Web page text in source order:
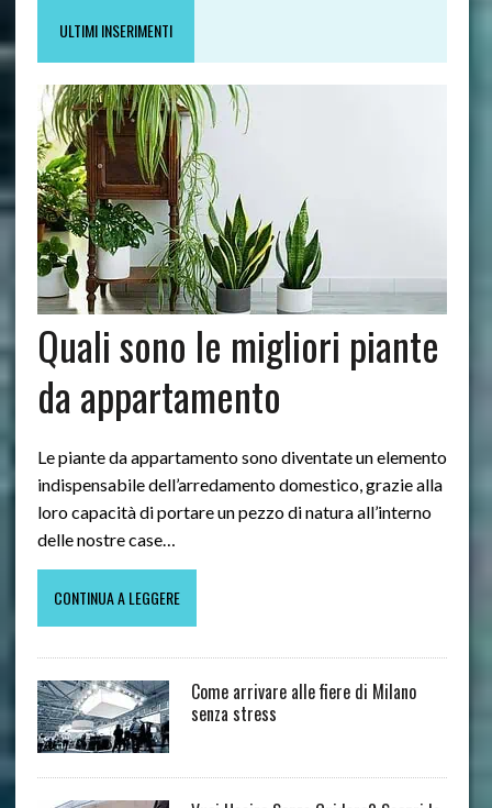
ULTIMI INSERIMENTI
Quali sono le migliori piante
da appartamento
Le piante da appartamento sono diventate un elemento
indispensabile dell’arredamento domestico, grazie alla
loro capacità di portare un pezzo di natura all’interno
delle nostre case…
CONTINUA A LEGGERE
Come arrivare alle fiere di Milano
senza stress